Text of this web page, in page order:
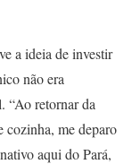
a ideia de investir
não era
“Ao retornar da
cozinha, me deparo
aqui do Pará,